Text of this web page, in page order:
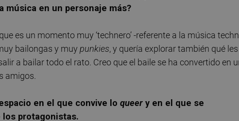
música en un personaje más?
es un momento muy ‘technero’ -referente a la música
bailongas y muy punkies, y quería explorar también qué les
a bailar todo el rato. Creo que el baile se ha convertido en
amigos.
en el que convive lo queer y en el que se
protagonistas.